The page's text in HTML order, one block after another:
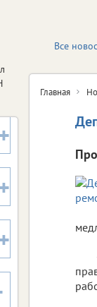
Все
Главная